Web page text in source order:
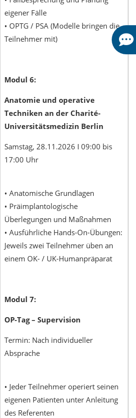
eigener Fälle
• OPTG / PSA (Modelle bringen die
Teilnehmer mit)
Modul 6:
Anatomie und operative
Techniken an der Charité-
Universitätsmedizin Berlin
Samstag, 28.11.2026 I 09:00 bis
17:00 Uhr
• Anatomische Grundlagen
• Präimplantologische
Überlegungen und Maßnahmen
• Ausführliche Hands-On-Übungen:
Jeweils zwei Teilnehmer üben an
einem OK- / UK-Humanpräparat
Modul 7:
OP-Tag – Supervision
Termin: Nach individueller
Absprache
• Jeder Teilnehmer operiert seinen
eigenen Patienten unter Anleitung
des Referenten